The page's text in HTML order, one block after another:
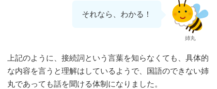
それなら、わかる！
姉丸
上記のように、接続詞という言葉を知らなくても、具体的
な内容を言うと理解はしているようで、国語のできない姉
丸であっても話を聞ける体制になりました。